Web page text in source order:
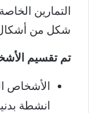
شكل من أشكال
تم تقسيم
الأشخاص
انشطة